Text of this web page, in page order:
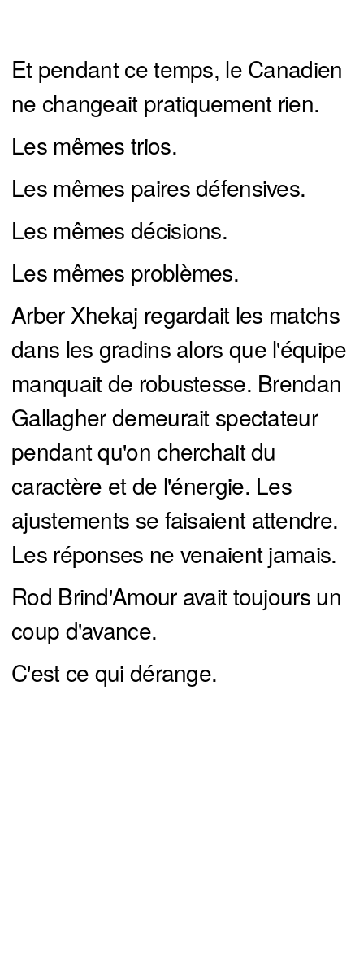
Et pendant ce temps, le Canadien
ne changeait pratiquement rien.
Les mêmes trios.
Les mêmes paires défensives.
Les mêmes décisions.
Les mêmes problèmes.
Arber Xhekaj regardait les matchs
dans les gradins alors que l'équipe
manquait de robustesse. Brendan
Gallagher demeurait spectateur
pendant qu'on cherchait du
caractère et de l'énergie. Les
ajustements se faisaient attendre.
Les réponses ne venaient jamais.
Rod Brind'Amour avait toujours un
coup d'avance.
C'est ce qui dérange.